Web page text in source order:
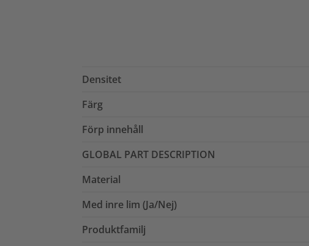
Densitet
Färg
Förp innehåll
GLOBAL PART DESCRIPTION
Material
Med inre lim (Ja/Nej)
Produktfamilj